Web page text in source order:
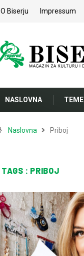
O Biserju Impressum
NASLOVNA TEME
Naslovna Priboj
TAGS : PRIBOJ